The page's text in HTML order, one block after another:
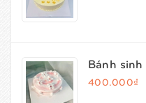
Bánh
400.000₫